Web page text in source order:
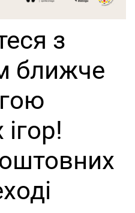
з
ближче